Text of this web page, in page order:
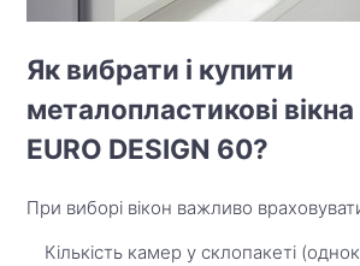
Як вибрати і купити
металопластикові
EURO DESIGN 60?
При виборі вікон важливо
Кількість камер у склопакеті